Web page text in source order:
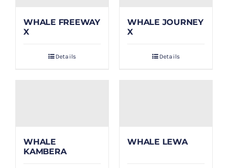
WHALE FREEWAY
X
Details
WHALE JOURNEY
X
Details
WHALE
KAMBERA
WHALE LEWA